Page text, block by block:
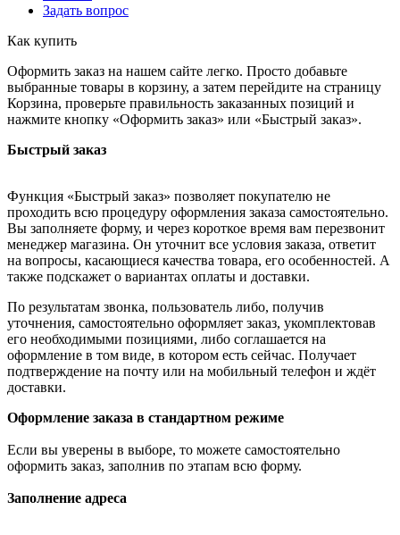
Задать вопрос
Как купить
Оформить заказ на нашем сайте легко. Просто добавьте
выбранные товары в корзину, а затем перейдите на страницу
Корзина, проверьте правильность заказанных позиций и
нажмите кнопку «Оформить заказ» или «Быстрый заказ».
Быстрый заказ
Функция «Быстрый заказ» позволяет покупателю не
проходить всю процедуру оформления заказа самостоятельно.
Вы заполняете форму, и через короткое время вам перезвонит
менеджер магазина. Он уточнит все условия заказа, ответит
на вопросы, касающиеся качества товара, его особенностей. А
также подскажет о вариантах оплаты и доставки.
По результатам звонка, пользователь либо, получив
уточнения, самостоятельно оформляет заказ, укомплектовав
его необходимыми позициями, либо соглашается на
оформление в том виде, в котором есть сейчас. Получает
подтверждение на почту или на мобильный телефон и ждёт
доставки.
Оформление заказа в стандартном режиме
Если вы уверены в выборе, то можете самостоятельно
оформить заказ, заполнив по этапам всю форму.
Заполнение адреса